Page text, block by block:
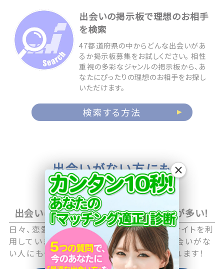
出会いの掲示板で理想のお相手
を検索
47都道府県の中からどんな出会いがあ
るか掲示板募集をお試しください。 相性
重視の多彩なジャンルの掲示板から、あ
なたにぴったりの理想のお相手をお探し
いただけます。
検索する方法
出会いがない方にも
お相手が見つかる
出会いに積極的なアクティブユーザーが多い！
日々、恋愛や恋活に積極的な男性・女性がサイトを利
用していますので職場や日常生活の中で出会いがな
い人にも毎日新しい出会いのチャンスが訪れます！
×